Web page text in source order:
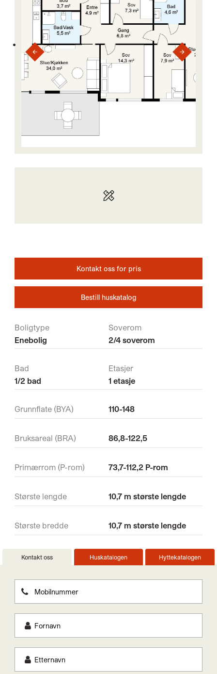
Kontakt oss for pris
Bestill huskatalog
Boligtype
Enebolig
Soverom
2/4 soverom
Bad
1/2 bad
Etasjer
1 etasje
Grunnflate (BYA) 110-148
Bruksareal (BRA) 86,8-122,5
Primærrom (P-rom) 73,7-112,2 P-rom
Største lengde 10,7 m største lengde
Største bredde 10,7 m største lengde
Kontakt oss Huskatalogen Hyttekatalogen